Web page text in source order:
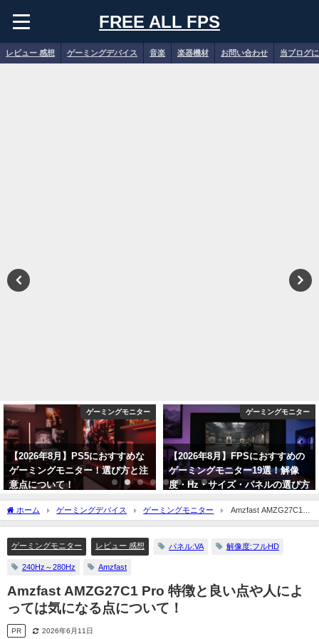
FREE ALL FPS
レビュー 感想 ゲーミングデバイス 音楽 楽器機材 お問い合わせ 当ブログ
ゲーミングモニター
【2026年8月】PS5におすすめな
ゲーミングモニター！選び方と注
意点について！
ゲーミングモニター
【2026年8月】FPSにおすすめの
ゲーミングモニター19選！解像
度・Hz・サイズ・パネルの選び方
も解説！
ホーム ゲーミングデバイス ゲーミングモニター
Amzfast AMZG27C1
Pro 特徴と良い点や人によっては気になる点について！
ゲーミングモニター レビュー 感想 パネル:VA 解像度:フルHD
240Hz～280Hz Amzfast
Amzfast AMZG27C1 Pro 特徴と良い点や人によ
っては気になる点について！
PR 2026年6月11日